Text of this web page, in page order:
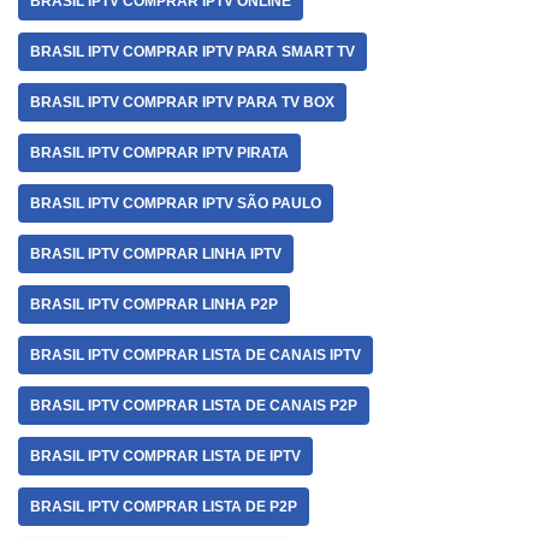
BRASIL IPTV COMPRAR IPTV PARA SMART TV
BRASIL IPTV COMPRAR IPTV PARA TV BOX
BRASIL IPTV COMPRAR IPTV PIRATA
BRASIL IPTV COMPRAR IPTV SÃO PAULO
BRASIL IPTV COMPRAR LINHA IPTV
BRASIL IPTV COMPRAR LINHA P2P
BRASIL IPTV COMPRAR LISTA DE CANAIS IPTV
BRASIL IPTV COMPRAR LISTA DE CANAIS P2P
BRASIL IPTV COMPRAR LISTA DE IPTV
BRASIL IPTV COMPRAR LISTA DE P2P